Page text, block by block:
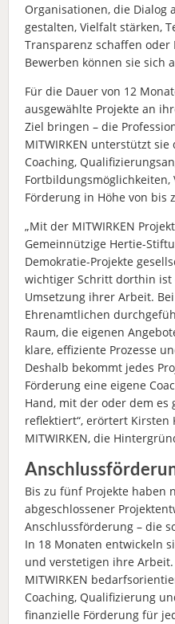
Organisationen, die Dialog
gestalten, Vielfalt stärken,
Transparenz schaffen
Bewerben können sie sich
Für die Dauer von 12
ausgewählte Projekte an
Ziel bringen – die
MITWIRKEN unterstützt
Coaching,
Förderung in Höhe von bis
„Mit der MITWIRKEN
Gemeinnützige Hertie-
Demokratie-Projekte
wichtiger Schritt dorthin ist
Umsetzung ihrer Arbeit.
Ehrenamtlichen
Raum, die eigenen
klare, effiziente Prozesse
Deshalb bekommt jedes
Förderung eine eigene
Hand, mit der oder dem es
reflektiert“, erörtert Kirsten
MITWIRKEN, die
Bis zu fünf Projekte haben
abgeschlossener
Anschlussförderung – die
In 18 Monaten entwickeln
und verstetigen ihre
MITWIRKEN
Coaching, Qualifizierung
finanzielle Förderung für